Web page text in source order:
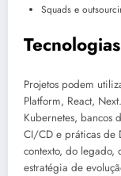
Squads e
Projetos podem
Platform, React,
Kubernetes, bancos
CI/CD e práticas de
contexto, do legado,
estratégia de